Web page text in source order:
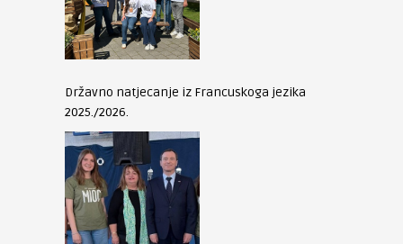
Državno natjecanje iz Francuskoga jezika
2025./2026.